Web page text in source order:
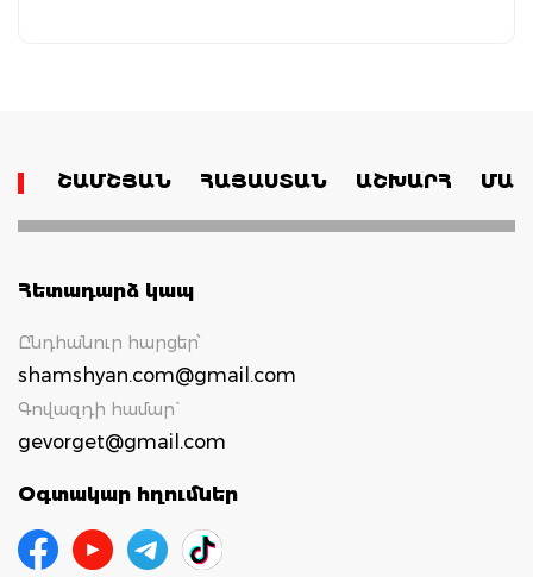
ՇԱՄՇՅԱՆ ՀԱՅԱՍՏԱՆ ԱՇԽԱՐՀ
Հետադարձ կապ
Ընդհանուր հարցեր՝
shamshyan.com@gmail.com
Գովազդի համար`
gevorget@gmail.com
Օգտակար հղումներ